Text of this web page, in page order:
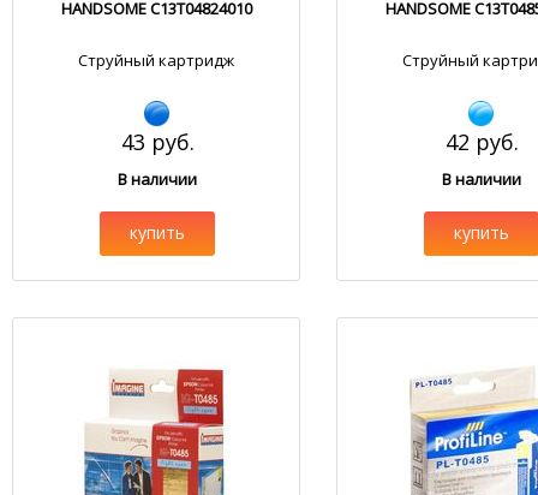
HANDSOME C13T04824010
Струйный картридж
43 руб.
В наличии
купить
HANDSOME
Струйный
42 руб.
В наличии
купить